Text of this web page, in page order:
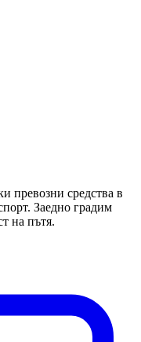
превозни средства в
Заедно градим
на пътя.